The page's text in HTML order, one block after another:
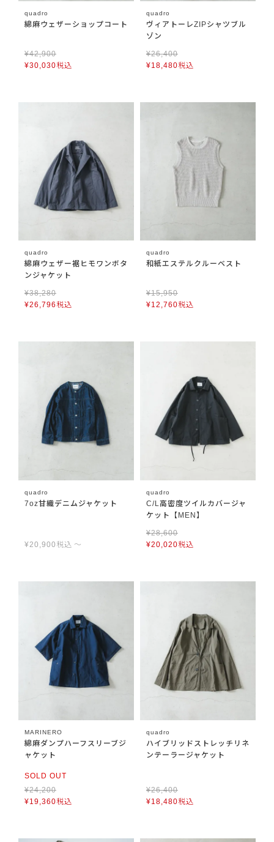
quadro
綿麻ウェザーショップコート
¥42,900
¥30,030税込
quadro
ヴィアトーレZIPシャツブル
ゾン
¥26,400
¥18,480税込
quadro
綿麻ウェザー裾ヒモワンボタ
ンジャケット
¥38,280
¥26,796税込
quadro
和紙エステルクルーベスト
¥15,950
¥12,760税込
quadro
7oz甘織デニムジャケット
¥20,900 税込 〜
quadro
C/L高密度ツイルカバージャ
ケット【MEN】
¥28,600
¥20,020税込
MARINERO
綿麻ダンプハーフスリーブジ
ャケット
SOLD OUT
¥24,200
¥19,360税込
quadro
ハイブリッドストレッチリネ
ンテーラージャケット
¥26,400
¥18,480税込